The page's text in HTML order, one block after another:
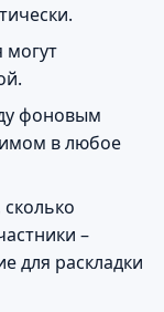
фоновым
в любое
–
для раскладки